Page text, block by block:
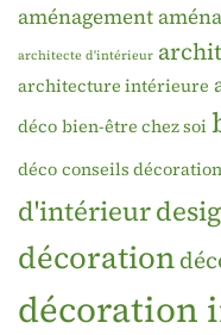
aménagement
architecte d'intérieur
architecture intérieure
déco bien-être chez soi
déco conseils décoration
d'intérieur
décoration
décoration